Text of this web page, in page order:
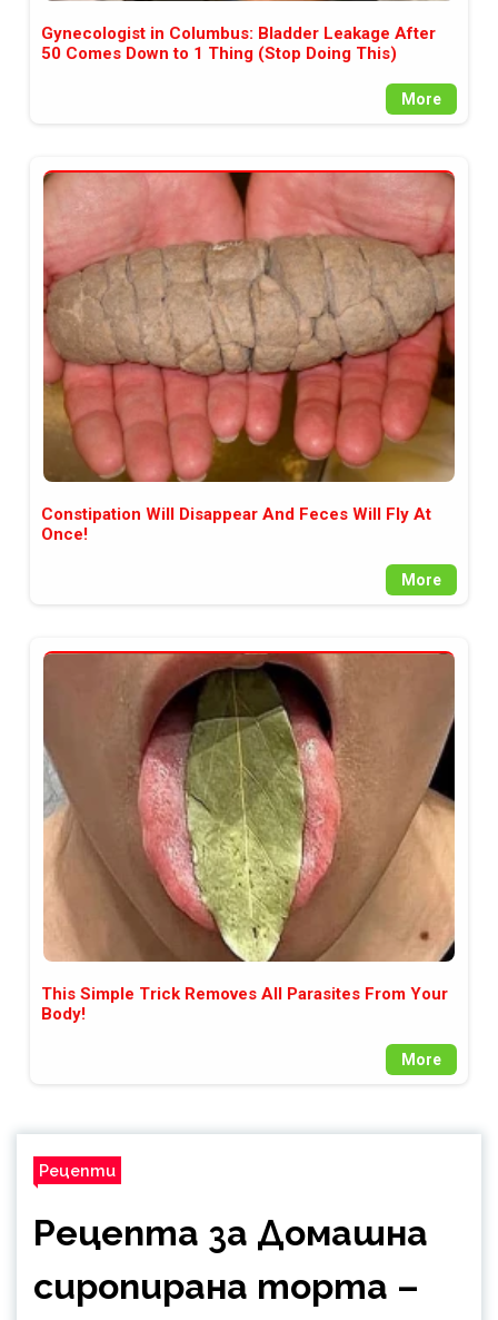
Gynecologist in Columbus: Bladder Leakage After
50 Comes Down to 1 Thing (Stop Doing This)
More
Constipation Will Disappear And Feces Will Fly At
Once!
More
This Simple Trick Removes All Parasites From Your
Body!
More
Рецепти
Рецепта за Домашна
сиропирана торта –